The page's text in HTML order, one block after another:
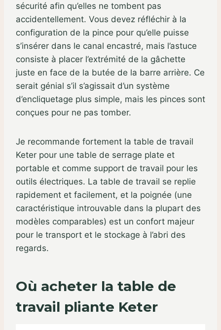
sécurité afin qu’elles ne tombent pas
accidentellement. Vous devez réfléchir à la
configuration de la pince pour qu’elle puisse
s’insérer dans le canal encastré, mais l’astuce
consiste à placer l’extrémité de la gâchette
juste en face de la butée de la barre arrière. Ce
serait génial s’il s’agissait d’un système
d’encliquetage plus simple, mais les pinces sont
conçues pour ne pas tomber.
Je recommande fortement la table de travail
Keter pour une table de serrage plate et
portable et comme support de travail pour les
outils électriques. La table de travail se replie
rapidement et facilement, et la poignée (une
caractéristique introuvable dans la plupart des
modèles comparables) est un confort majeur
pour le transport et le stockage à l’abri des
regards.
Où acheter la table de
travail pliante Keter